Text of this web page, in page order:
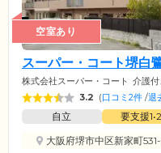
空室あり
スーパー・コート堺白
株式会社スーパー・コート 介護
3.2 (口コミ2件 /退
自立 要支援1•2
大阪府堺市中区新家町531-